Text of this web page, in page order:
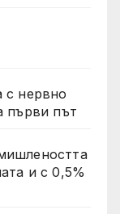
с нервно
първи път
и с 0,5%